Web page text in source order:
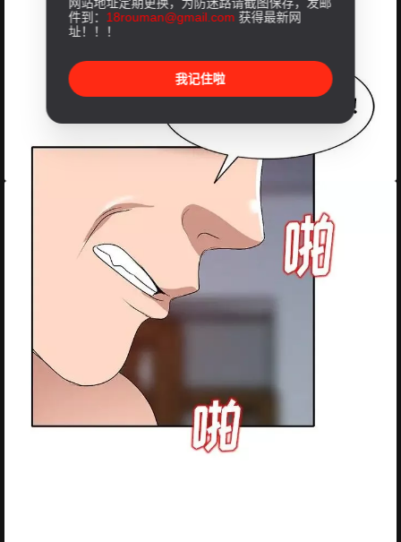
件到： 18rouman@gmail.com 获得最新网
址！！！
我记住啦